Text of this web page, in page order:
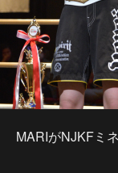
MARIがNJKFミ